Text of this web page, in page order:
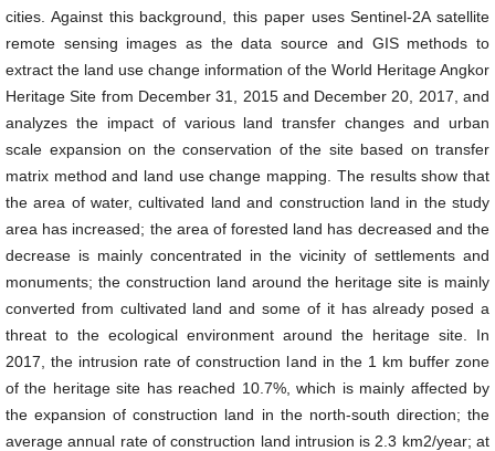
cities. Against this background, this paper uses Sentinel-2A satellite
remote sensing images as the data source and GIS methods to
extract the land use change information of the World Heritage Angkor
Heritage Site from December 31, 2015 and December 20, 2017, and
analyzes the impact of various land transfer changes and urban
scale expansion on the conservation of the site based on transfer
matrix method and land use change mapping. The results show that
the area of water, cultivated land and construction land in the study
area has increased; the area of forested land has decreased and the
decrease is mainly concentrated in the vicinity of settlements and
monuments; the construction land around the heritage site is mainly
converted from cultivated land and some of it has already posed a
threat to the ecological environment around the heritage site. In
2017, the intrusion rate of construction land in the 1 km buffer zone
of the heritage site has reached 10.7%, which is mainly affected by
the expansion of construction land in the north-south direction; the
average annual rate of construction land intrusion is 2.3 km2/year; at